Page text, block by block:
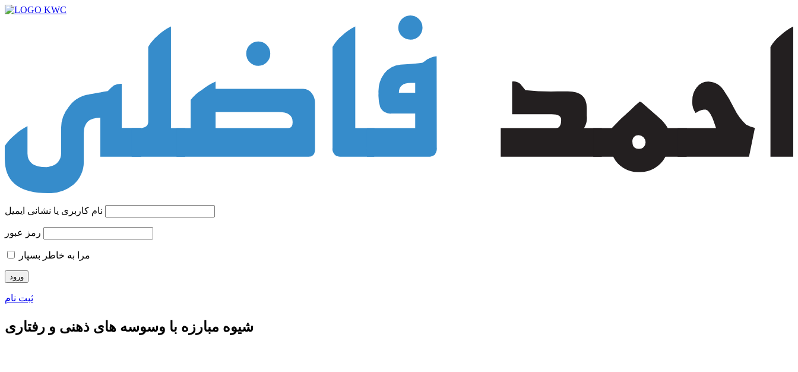
نام کاربری یا نشانی ایمیل
رمز عبور
مرا به خاطر بسپار
ثبت نام
شیوه مبارزه با وسوسه های ذهنی و رفتاری